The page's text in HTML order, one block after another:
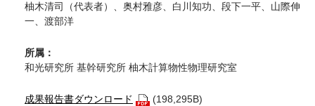
柚木清司（代表者）、奥村雅彦、白川知功、段下一平、山際伸
一、渡部洋
所属：
和光研究所 基幹研究所 柚木計算物性物理研究室
成果報告書ダウンロード (198,295B)